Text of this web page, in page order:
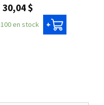
30,04 $
100 en stock +